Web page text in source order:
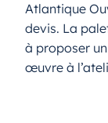
Atlantique
devis. La
à proposer
œuvre à